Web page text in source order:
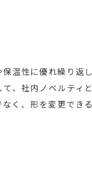
温性に優れ繰り返し
、社内ノベルティと
く、形を変更できる